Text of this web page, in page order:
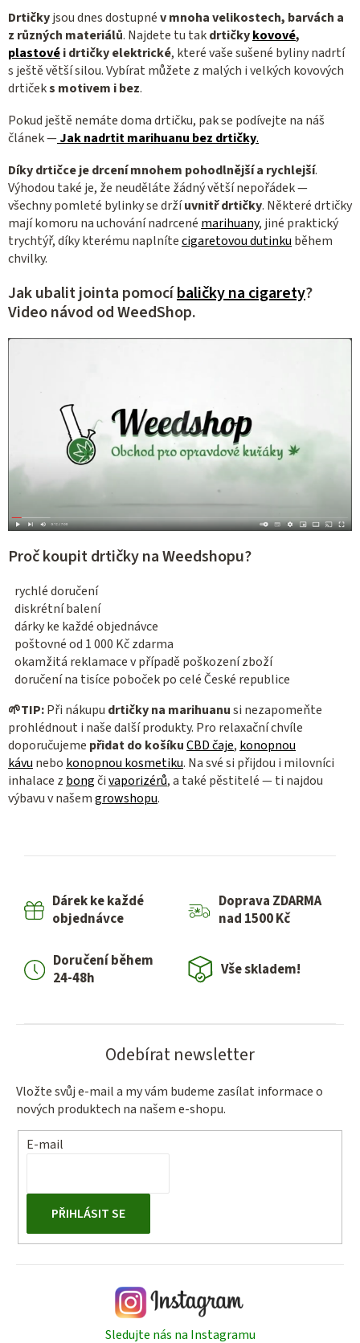
v
k
y
p
i
u
Drtičkyjsou dnes dostupnév mnohavelikostech, barvách a
z různých materiálů. Najdete tu takdrtičkykovové,
plastovéi drtičky elektrické, které vaše sušené byliny nadrtí
s ještě větší silou. Vybírat můžete z malých i velkých kovových
drtičeks motivem i bez.
Pokud ještě nemáte doma drtičku, pak se podívejte na náš
článek —Jak nadrtit marihuanu bez drtičky.
Díky drtičce je drcení mnohem pohodlnější a rychlejší.
Výhodou také je, že neuděláte žádný větší nepořádek —
všechny pomleté bylinky se držíuvnitř drtičky. Některé drtičky
mají komoru na uchování nadrcené marihuany, jiné praktický
trychtýř, díky kterému naplnítecigaretovou dutinku během
chvilky.
Jak ubalit jointa pomocíbaličky na cigarety?
Video návod od WeedShop.
Proč koupit drtičky na Weedshopu?
rychlé doručení
diskrétní balení
dárky ke každé objednávce
poštovné od 1 000 Kč zdarma
okamžitá reklamace v případě poškození zboží
doručení na tisíce poboček po celé České republice
🌱TIP:Při nákupu drtičky na marihuanusi nezapomeňte
prohlédnout i naše další produkty. Pro relaxační chvíle
doporučujeme přidat do košíkuCBD čaje,konopnou
kávunebokonopnou kosmetiku. Na své si přijdou i milovníci
inhalace zbongčivaporizérů, a také pěstitelé — ti najdou
výbavu v našemgrowshopu.
Dárek ke každé
objednávce
Doprava ZDARMA
nad 1500 Kč
Doručení během
24-48h
Vše skladem!
Odebírat newsletter
Vložte svůj e-mail a my vám budeme zasílat informace o
nových produktech na našem e-shopu.
E-mail
PŘIHLÁSIT SE
Sledujte nás na Instagramu